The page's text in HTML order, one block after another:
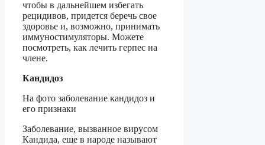
чтобы в дальнейшем избегать
рецидивов, придется беречь свое
здоровье и, возможно, принимать
иммуностимуляторы. Можете
посмотреть, как лечить герпес на
члене.
Кандидоз
На фото заболевание кандидоз и
его признаки
Заболевание, вызванное вирусом
Кандида, еще в народе называют